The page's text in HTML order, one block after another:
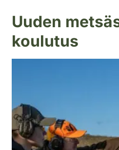
Uuden
koulutus